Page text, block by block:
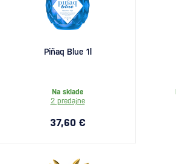
Piñaq Blue 1l
Na sklade
2 predajne
37,60 €